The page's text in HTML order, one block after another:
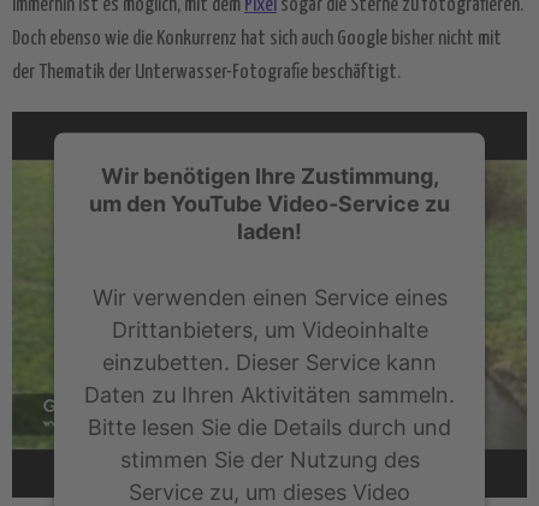
Immerhin ist es möglich, mit dem Pixel sogar die Sterne zu fotografieren.
Doch ebenso wie die Konkurrenz hat sich auch Google bisher nicht mit
der Thematik der Unterwasser-Fotografie beschäftigt.
Wir benötigen Ihre Zustimmung,
um den YouTube Video-Service zu
laden!
Wir verwenden einen Service eines
Drittanbieters, um Videoinhalte
einzubetten. Dieser Service kann
Daten zu Ihren Aktivitäten sammeln.
Bitte lesen Sie die Details durch und
stimmen Sie der Nutzung des
Service zu, um dieses Video